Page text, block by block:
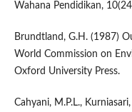
Wahana Pendidikan,
Brundtland, G.H. (1987)
World Commission on
Oxford University Press.
Cahyani, M.P.L.,